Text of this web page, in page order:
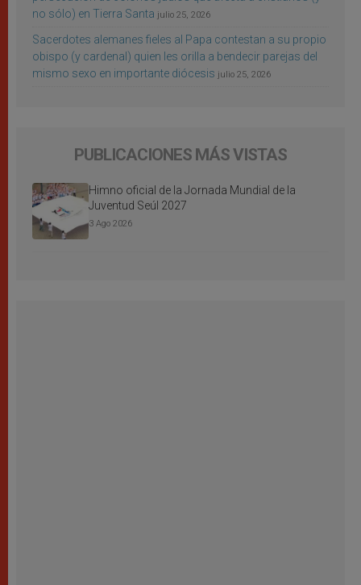
no sólo) en Tierra Santa julio 25, 2026
Sacerdotes alemanes fieles al Papa contestan a su propio
obispo (y cardenal) quien les orilla a bendecir parejas del
mismo sexo en importante diócesis julio 25, 2026
PUBLICACIONES MÁS VISTAS
Himno oficial de la Jornada Mundial de la
Juventud Seúl 2027
3 Ago 2026